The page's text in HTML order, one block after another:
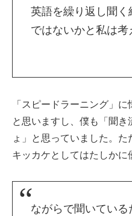
英語を繰り返し聞く
ではないかと私は考
「スピードラーニング」
と思いますし、僕も「聞
ょ」と思っていました。
キッカケとしてはたしかに
ながらで聞いてい